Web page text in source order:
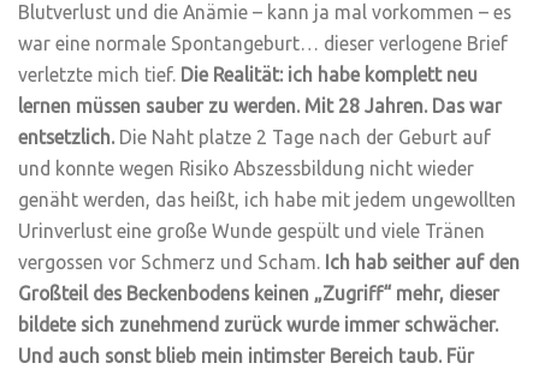
Blutverlust und die Anämie – kann ja mal vorkommen – es
war eine normale Spontangeburt… dieser verlogene Brief
verletzte mich tief. Die Realität: ich habe komplett neu
lernen müssen sauber zu werden. Mit 28 Jahren. Das war
entsetzlich. Die Naht platze 2 Tage nach der Geburt auf
und konnte wegen Risiko Abszessbildung nicht wieder
genäht werden, das heißt, ich habe mit jedem ungewollten
Urinverlust eine große Wunde gespült und viele Tränen
vergossen vor Schmerz und Scham. Ich hab seither auf den
Großteil des Beckenbodens keinen „Zugriff“ mehr, dieser
bildete sich zunehmend zurück wurde immer schwächer.
Und auch sonst blieb mein intimster Bereich taub. Für